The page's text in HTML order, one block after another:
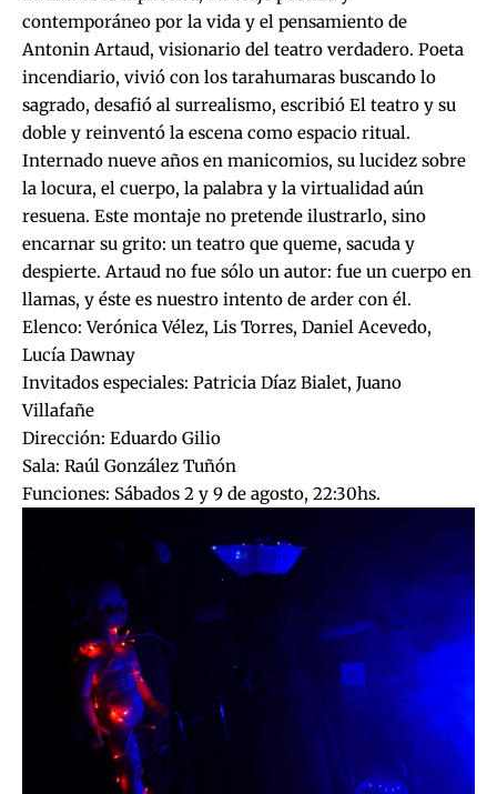
contemporáneo por la vida y el pensamiento de
Antonin Artaud, visionario del teatro verdadero. Poeta
incendiario, vivió con los tarahumaras buscando lo
sagrado, desafió al surrealismo, escribió El teatro y su
doble y reinventó la escena como espacio ritual.
Internado nueve años en manicomios, su lucidez sobre
la locura, el cuerpo, la palabra y la virtualidad aún
resuena. Este montaje no pretende ilustrarlo, sino
encarnar su grito: un teatro que queme, sacuda y
despierte. Artaud no fue sólo un autor: fue un cuerpo en
llamas, y éste es nuestro intento de arder con él.
Elenco: Verónica Vélez, Lis Torres, Daniel Acevedo,
Lucía Dawnay
Invitados especiales: Patricia Díaz Bialet, Juano
Villafañe
Dirección: Eduardo Gilio
Sala: Raúl González Tuñón
Funciones: Sábados 2 y 9 de agosto, 22:30hs.